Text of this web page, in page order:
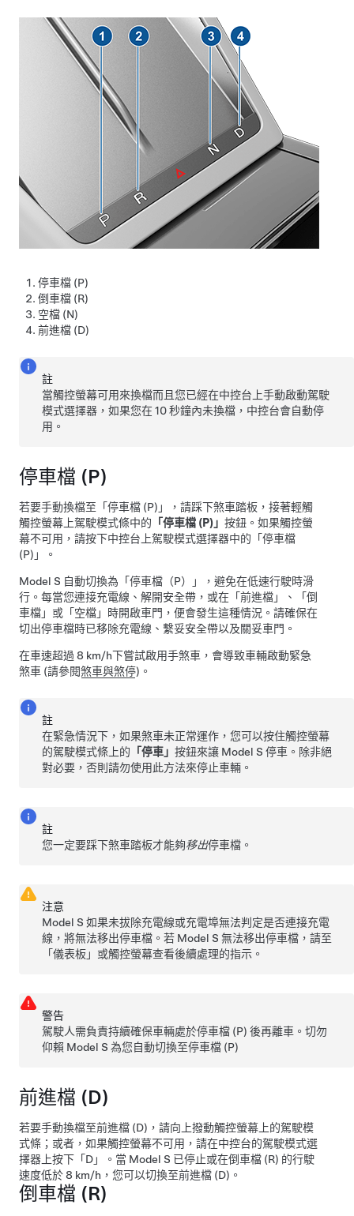
停車檔 (P)
倒車檔 (R)
空檔 (N)
前進檔 (D)
註
當觸控螢幕可用來換檔而且您已經在中控台上手動啟動駕駛
模式選擇器，如果您在 10 秒鐘內未換檔，中控台會自動停
用。
停車檔 (P)
若要手動換檔至「停車檔 (P)」，請踩下煞車踏板，接著輕觸
觸控螢幕上駕駛模式條中的 「停車檔 (P)」 按鈕。如果觸控螢
幕不可用，請按下中控台 上駕駛模式選擇器中的「停車檔
(P)」。
Model S 自動切換為「停車檔（P）」，避免在低速行駛時滑
行。每當您連接充電線、解開安全帶，或在「前進檔」、「倒
車檔」或「空檔」時開啟車門，便會發生這種情況。請確保在
切出停車檔時已移除充電線、繫妥安全帶以及關妥車門。
在車速超過 8 km/h下嘗試啟用手煞車，會導致車輛啟動緊急
煞車 (請參閱煞車與煞停)。
註
在緊急情況下，如果煞車未正常運作，您可以按住觸控螢幕
的駕駛模式條上的 「停車」按鈕來讓 Model S 停車。除非絕
對必要，否則請勿使用此方法來停止車輛。
註
您一定要踩下煞車踏板才能夠移出停車檔。
注意
Model S 如果未拔除充電線或充電埠無法判定是否連接充電
線，將無法移出停車檔。若 Model S 無法移出停車檔，請至
「儀表板」 或觸控螢幕查看後續處理的指示。
警告
駕駛人需負責持續確保車輛處於停車檔 (P) 後再離車。切勿
仰賴 Model S 為您自動切換至停車檔 (P)
前進檔 (D)
若要手動換檔至前進檔 (D)，請向上撥動觸控螢幕上的駕駛模
式條；或者，如果觸控螢幕不可用，請在中控台的駕駛模式選
擇器上按下「D」。當 Model S 已停止或在倒車檔 (R) 的行駛
速度低於8 km/h ，您可以切換至前進檔 (D)。
倒車檔 (R)